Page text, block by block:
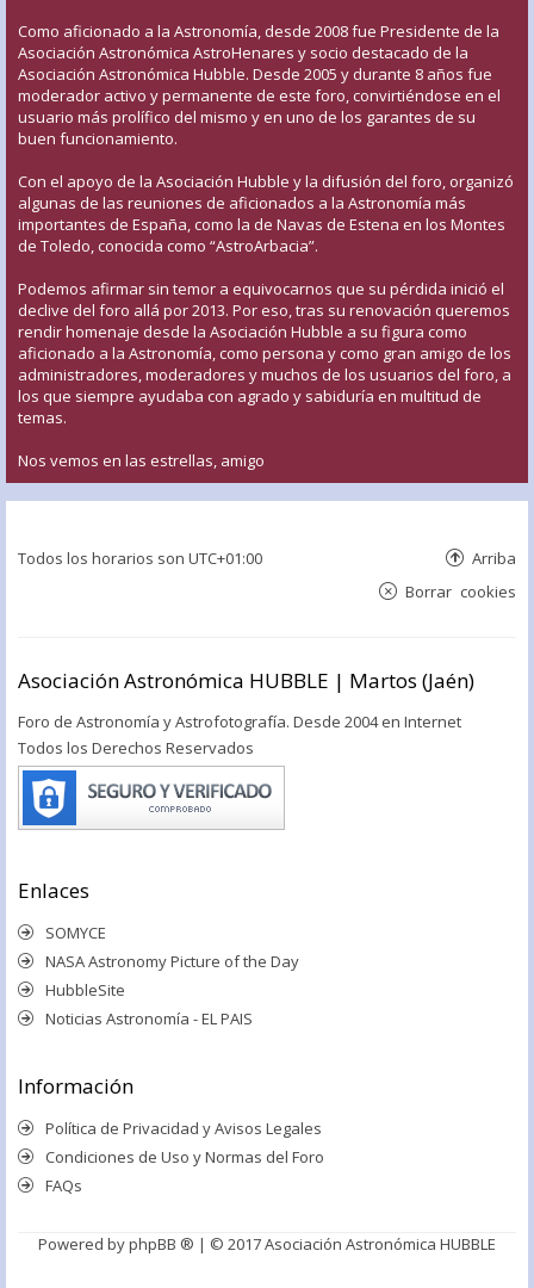
Como aficionado a la Astronomía, desde 2008 fue Presidente de la
Asociación Astronómica AstroHenares y socio destacado de la
Asociación Astronómica Hubble. Desde 2005 y durante 8 años fue
moderador activo y permanente de este foro, convirtiéndose en el
usuario más prolífico del mismo y en uno de los garantes de su
buen funcionamiento.
Con el apoyo de la Asociación Hubble y la difusión del foro, organizó
algunas de las reuniones de aficionados a la Astronomía más
importantes de España, como la de Navas de Estena en los Montes
de Toledo, conocida como “AstroArbacia”.
Podemos afirmar sin temor a equivocarnos que su pérdida inició el
declive del foro allá por 2013. Por eso, tras su renovación queremos
rendir homenaje desde la Asociación Hubble a su figura como
aficionado a la Astronomía, como persona y como gran amigo de los
administradores, moderadores y muchos de los usuarios del foro, a
los que siempre ayudaba con agrado y sabiduría en multitud de
temas.
Nos vemos en las estrellas, amigo
Todos los horarios son UTC+01:00 Arriba
Borrar cookies
Asociación Astronómica HUBBLE | Martos (Jaén)
Foro de Astronomía y Astrofotografía. Desde 2004 en Internet
Todos los Derechos Reservados
Enlaces
SOMYCE
NASA Astronomy Picture of the Day
HubbleSite
Noticias Astronomía - EL PAIS
Información
Política de Privacidad y Avisos Legales
Condiciones de Uso y Normas del Foro
FAQs
Powered byphpBB ® | © 2017 Asociación Astronómica HUBBLE